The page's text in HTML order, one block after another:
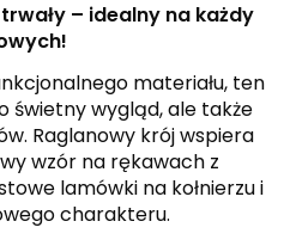
– idealny na każdy
materiału, ten
świetny wygląd, ale także
Raglanowy krój wspiera
wzór na rękawach z
lamówki na kołnierzu i
charakteru.